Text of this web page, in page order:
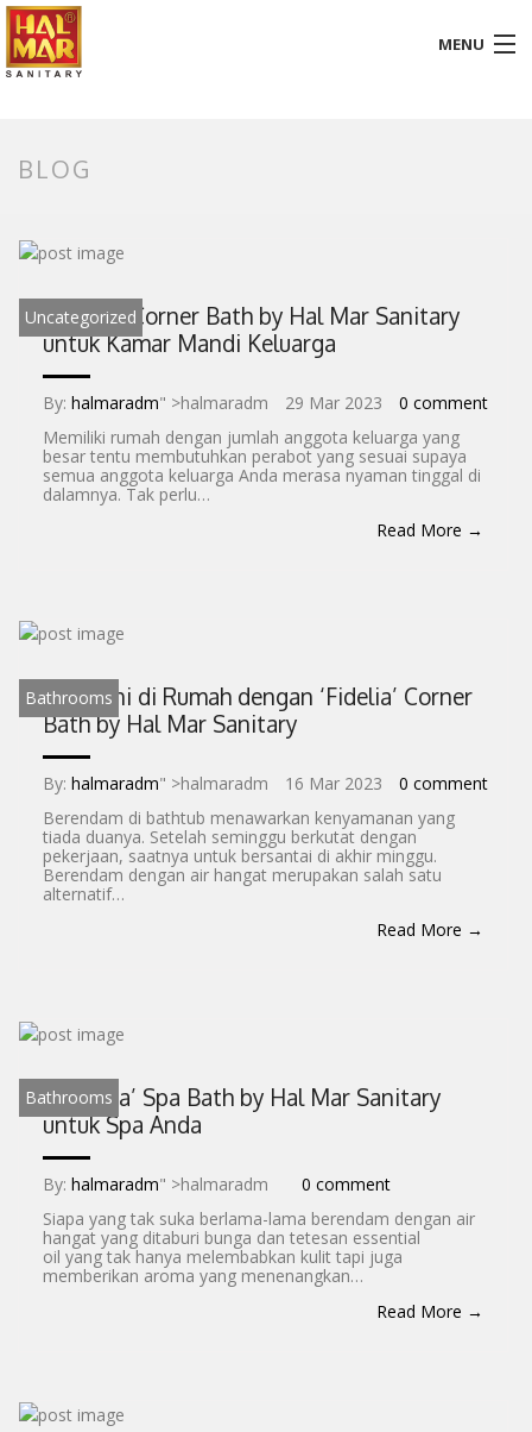
MENU
ABOUT
GALLERY
DOWNLOADS
PROMOTION
BLOG
Uncategorized
‘Regalo’ Corner Bath by Hal Mar Sanitary
untuk Kamar Mandi Keluarga
By: halmaradm" >halmaradm 29 Mar 2023
0 comment
Memiliki rumah dengan jumlah anggota keluarga yang
besar tentu membutuhkan perabot yang sesuai supaya
semua anggota keluarga Anda merasa nyaman tinggal di
dalamnya. Tak perlu…
Read More →
Bathrooms
Spa Mini di Rumah dengan ‘Fidelia’ Corner
Bath by Hal Mar Sanitary
By: halmaradm" >halmaradm 16 Mar 2023
0 comment
Berendam di bathtub menawarkan kenyamanan yang
tiada duanya. Setelah seminggu berkutat dengan
pekerjaan, saatnya untuk bersantai di akhir minggu.
Berendam dengan air hangat merupakan salah satu
alternatif…
Read More →
Bathrooms
‘Renatta’ Spa Bath by Hal Mar Sanitary
untuk Spa Anda
By: halmaradm" >halmaradm
0 comment
Siapa yang tak suka berlama-lama berendam dengan air
hangat yang ditaburi bunga dan tetesan essential
oil yang tak hanya melembabkan kulit tapi juga
memberikan aroma yang menenangkan…
Read More →